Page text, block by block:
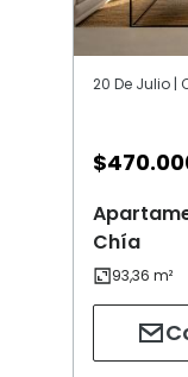
20 De Julio |
$
Chía